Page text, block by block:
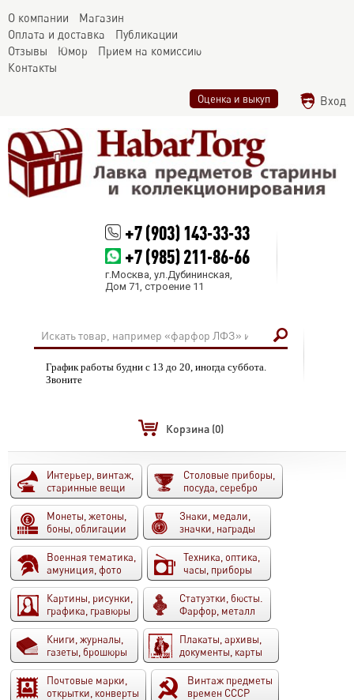
О компании
Магазин
Оплата и доставка
Публикации
Отзывы
Юмор
Прием на комиссию
Контакты
Оценка и выкуп Вход
+7 (903) 143-33-33
+7 (985) 211-86-66
г.Москва, ул.Дубининская,
Дом 71, строение 11
График работы будни с 13 до 20, иногда суббота.
Звоните
Корзина (0)
Интерьер, винтаж,
старинные вещи
Столовые приборы,
посуда, серебро
Монеты, жетоны,
боны, облигации
Знаки, медали,
значки, награды
Военная тематика,
амуниция, фото
Техника, оптика,
часы, приборы
Картины, рисунки,
графика, гравюры
Статуэтки, бюсты.
Фарфор, металл
Книги, журналы,
газеты, брошюры
Плакаты, архивы,
документы, карты
Почтовые марки,
открытки, конверты
Винтаж предметы
времен СССР